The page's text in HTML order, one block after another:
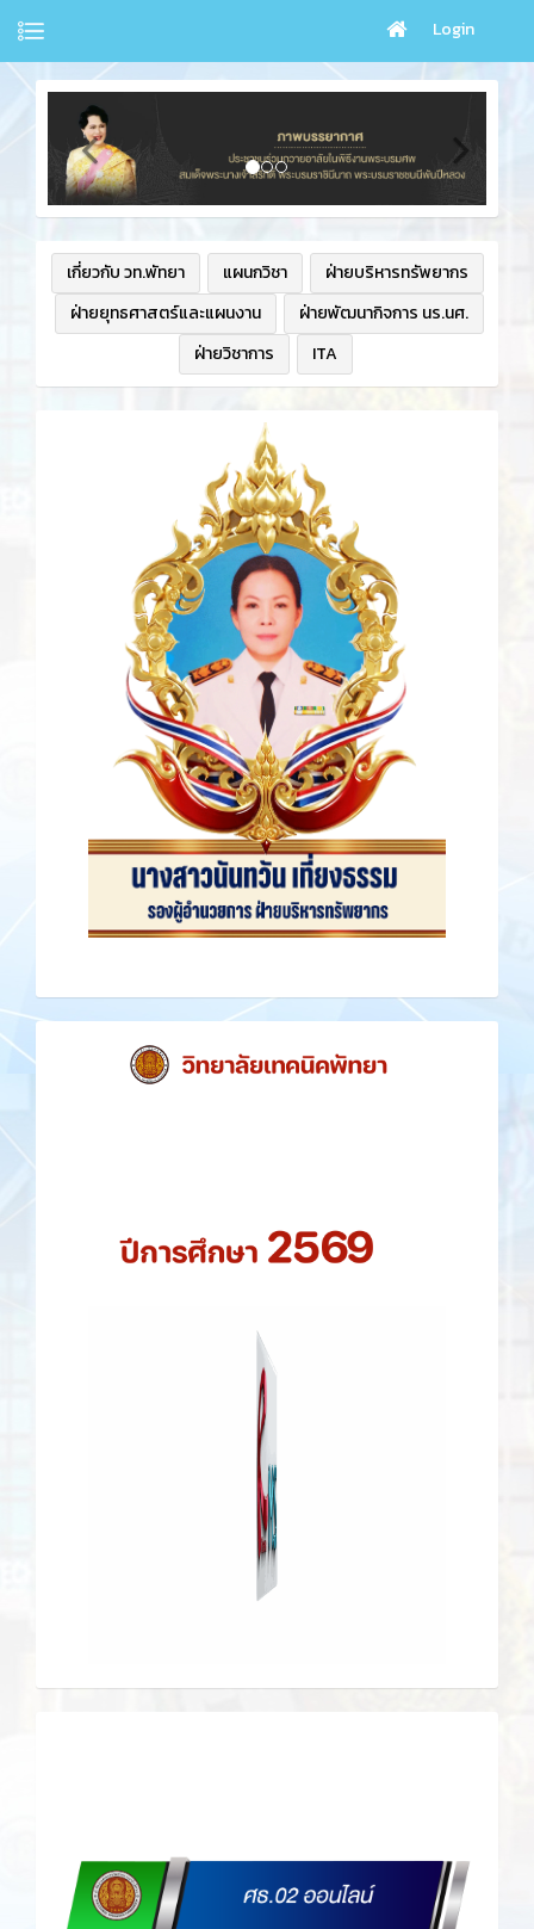
Login
เกี่ยวกับ วท.พัทยา แผนกวิชา
ฝ่ายบริหารทรัพยากร
ฝ่ายยุทธศาสตร์และแผนงาน
ฝ่ายพัฒนากิจการ นร.นศ.
ฝ่ายวิชาการ
ITA